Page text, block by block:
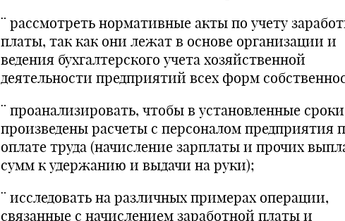
¨ рассмотреть нормативные акты по учету
платы, так как они лежат в основе организации и
ведения бухгалтерского учета хозяйственной
деятельности предприятий всех форм
¨ проанализировать, чтобы в установленные
произведены расчеты с персоналом предприятия
оплате труда (начисление зарплаты и прочих
сумм к удержанию и выдачи на руки);
¨ исследовать на различных примерах операции,
связанные с начислением заработной платы и